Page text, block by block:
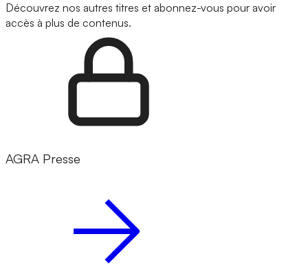
Découvrez nos autres titres et abonnez-vous pour avoir
accès à plus de contenus.
AGRA Presse